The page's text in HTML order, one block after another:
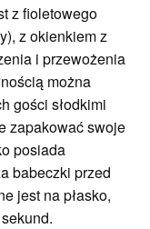
z fioletowego
z okienkiem z
i przewożenia
można
gości słodkimi
zapakować swoje
posiada
babeczki przed
jest na płasko,